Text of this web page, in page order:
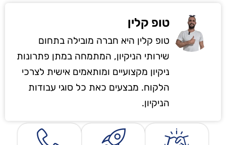
טופ קלין
טופ קלין היא חברה מובילה בתחום
שירותי הניקיון, המתמחה במתן פתרונות
ניקיון מקצועיים ומותאמים אישית לצרכי
הלקוח. מבצעים כאת כל סוגי עבודות
הניקיון.